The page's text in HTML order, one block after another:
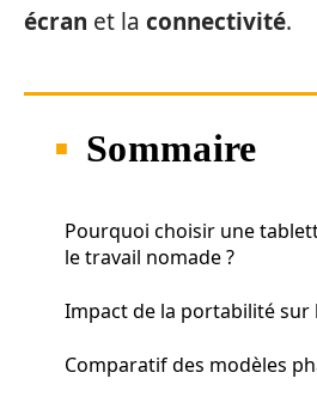
écran et la connectivité.
Sommaire
Pourquoi choisir une
le travail nomade ?
Impact de la portabilité
Comparatif des modèles